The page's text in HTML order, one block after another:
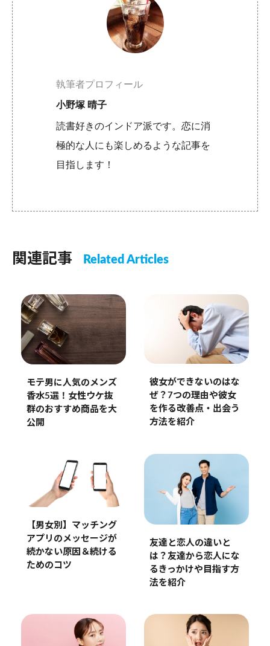
執筆者プロフィール
小野塚 晴子
読書好きのインドア派です。恋に消
極的な人にも楽しめるような記事を
目指します！
関連記事 Related Articles
モテ男に人気のメンズ
香水5選！女性ウケ抜
群のおすすめ商品を大
公開
彼女ができないのはな
ぜ？7つの理由や彼女
を作る改善点・出会う
方法を紹介
【男女別】マッチング
アプリのメッセージが
続かない原因＆続ける
ためのコツ
友達と恋人の違いと
は？友達から恋人にな
るきっかけや目指す方
法を紹介